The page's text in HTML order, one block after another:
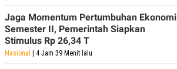
Jaga Momentum Pertumbuhan Ekonomi
Semester II, Pemerintah Siapkan
Stimulus Rp 26,34 T
Nasional | 4 Jam 39 Menit lalu